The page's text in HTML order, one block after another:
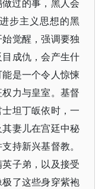
过的事，黑人会
步主义思想的黑
觉醒，强调要独
成仇，会产生什
是一个令人惊悚
力与皇室。基督
坦丁皈依时，一
妻儿在宫廷中秘
持新兴基督教。
子弟，以及接受
了这些身穿紫袍